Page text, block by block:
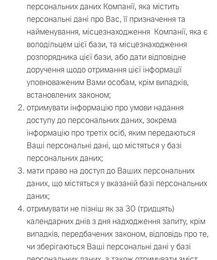
персональних даних Компанії, яка містить
персональні дані про Вас, її призначення та
найменування, місцезнаходження Компанії, яка є
володільцем цієї бази, та місцезнаходження
розпорядника цієї бази, або дати відповідне
доручення щодо отримання цієї інформації
уповноваженим Вами особам, крім випадків,
встановлених законом;
отримувати інформацію про умови надання
доступу до персональних даних, зокрема
інформацію про третіх осіб, яким передаються
Ваші персональні дані, що містяться у базі
персональних даних;
мати право на доступ до Ваших персональних
даних, що містяться у вказаній базі персональних
даних;
отримувати не пізніш як за 30 (тридцять)
календарних днів з дня надходження запиту, крім
випадків, передбачених законом, відповідь про те,
чи зберігаються Ваші персональні дані у базі